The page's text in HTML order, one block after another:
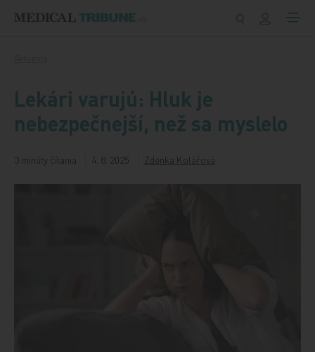
Lekári varujú: Hluk je
nebezpečnejší, než sa myslelo
3 minúty čítania 4. 8. 2025 Zdenka Kolářová